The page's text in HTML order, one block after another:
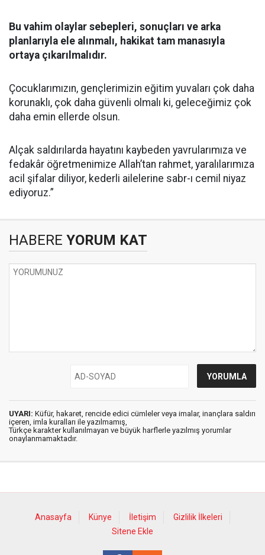
Bu vahim olaylar sebepleri, sonuçları ve arka
planlarıyla ele alınmalı, hakikat tam manasıyla
ortaya çıkarılmalıdır.
Çocuklarımızın, gençlerimizin eğitim yuvaları çok daha
korunaklı, çok daha güvenli olmalı ki, geleceğimiz çok
daha emin ellerde olsun.
Alçak saldırılarda hayatını kaybeden yavrularımıza ve
fedakâr öğretmenimize Allah’tan rahmet, yaralılarımıza
acil şifalar diliyor, kederli ailelerine sabr-ı cemil niyaz
ediyoruz.”
HABERE YORUM KAT
UYARI: Küfür, hakaret, rencide edici cümleler veya imalar, inançlara saldırı
içeren, imla kuralları ile yazılmamış,
Türkçe karakter kullanılmayan ve büyük harflerle yazılmış yorumlar
onaylanmamaktadır.
Anasayfa Künye İletişim
Gizlilik İlkeleri
Sitene Ekle